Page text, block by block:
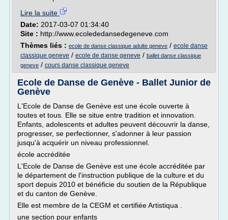
Lire la suite
Date: 2017-03-07 01:34:40
Site : http://www.ecolededansedegeneve.com
Thèmes liés : ecole de danse classique adulte geneve / ecole danse
classique geneve / ecole de danse geneve / ballet danse classique
geneve / cours danse classique geneve
Ecole de Danse de Genève - Ballet Junior de
Genève
L'Ecole de Danse de Genève est une école ouverte à
toutes et tous. Elle se situe entre tradition et innovation.
Enfants, adolescents et adultes peuvent découvrir la danse,
progresser, se perfectionner, s'adonner à leur passion
jusqu'à acquérir un niveau professionnel.
école accréditée
L'Ecole de Danse de Genève est une école accréditée par
le département de l'instruction publique de la culture et du
sport depuis 2010 et bénéficie du soutien de la République
et du canton de Genève.
Elle est membre de la CEGM et certifiée Artistiqua .
une section pour enfants